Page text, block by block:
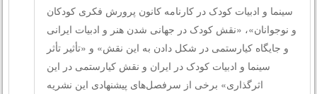
سینما و ادبیات کودک در کارنامه کانون پرورش فکری کودکان
و نوجوانان»، «نقش کودک در جهانی شدن هنر و ادبیات ایرانی
و جایگاه کیارستمی در شکل دادن به این نقش» و «تأثیر تأثر
سینما و ادبیات کودک در ایران و نقش کیارستمی در این
اثرگذاری» برخی از سرفصل‌های پیشنهادی این نشریه